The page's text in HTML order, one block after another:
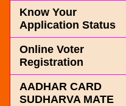
Know Your
Application Status
Online Voter
Registration
AADHAR CARD
SUDHARVA MATE